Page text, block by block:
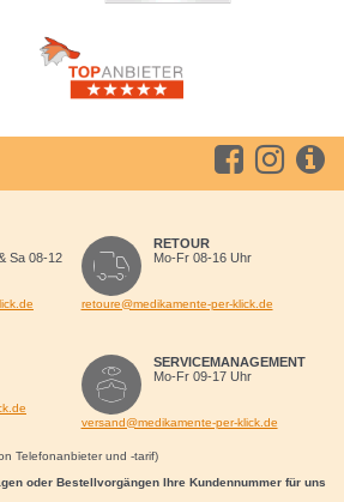
Sa 08-12
RETOUR
Mo-Fr 08-16 Uhr
retoure@medikamente-per-klick.de
SERVICEMANAGEMENT
Mo-Fr 09-17 Uhr
versand@medikamente-per-klick.de
Telefonanbieter und -tarif)
oder Bestellvorgängen Ihre Kundennummer für uns